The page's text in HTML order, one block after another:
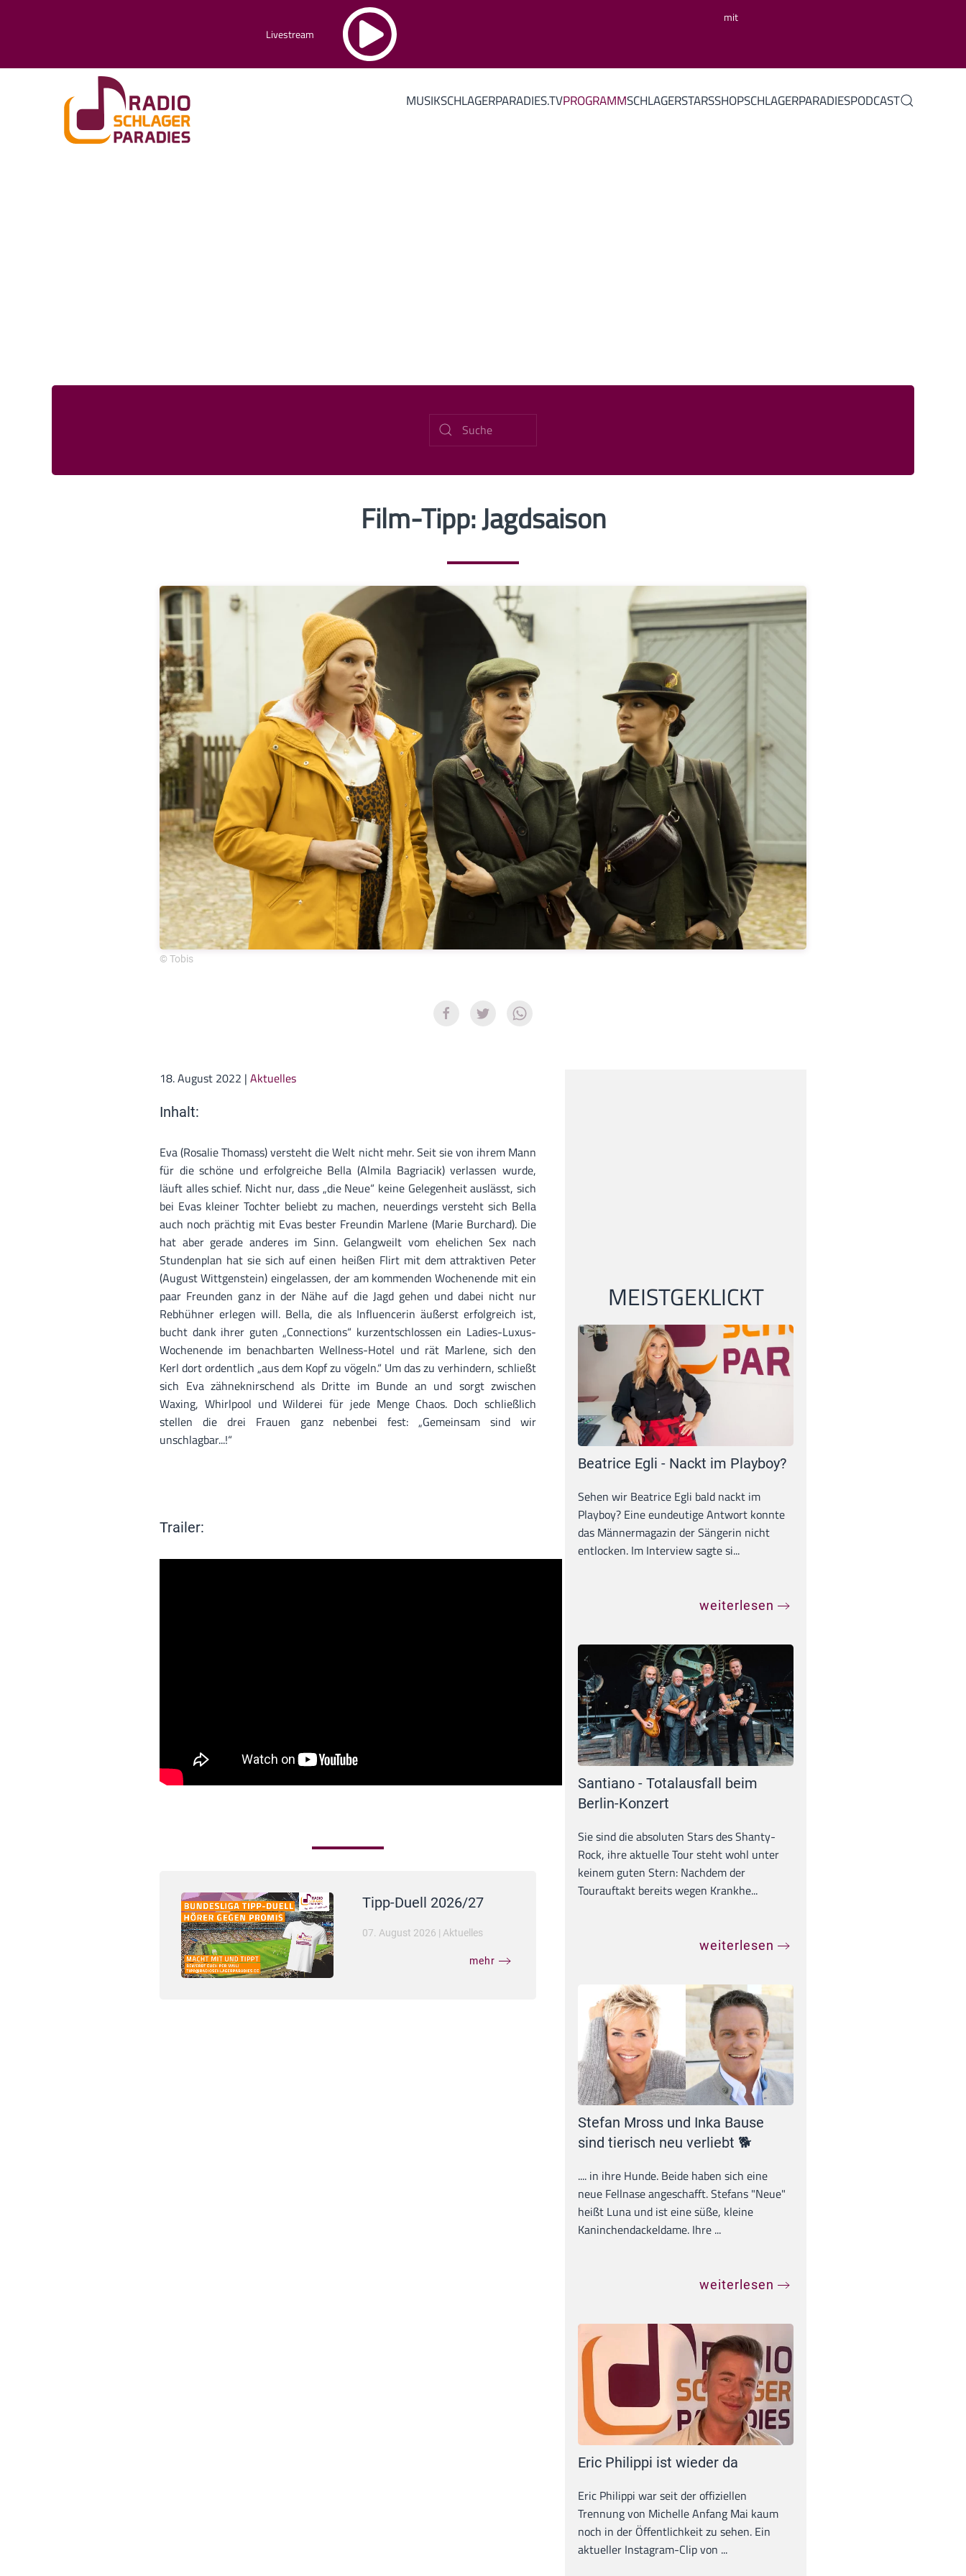
Livestream
mit
MUSIKSCHLAGERPARADIES.TVPROGRAMMSCHLAGERSTARSSHOPSCHLAGERPARADIESPODCAST
Film-Tipp: Jagdsaison
© Tobis
18. August 2022 | Aktuelles
Inhalt:
Eva (Rosalie Thomass) versteht die Welt nicht mehr. Seit sie von ihrem Mann
für die schöne und erfolgreiche Bella (Almila Bagriacik) verlassen wurde,
läuft alles schief. Nicht nur, dass „die Neue“ keine Gelegenheit auslässt, sich
bei Evas kleiner Tochter beliebt zu machen, neuerdings versteht sich Bella
auch noch prächtig mit Evas bester Freundin Marlene (Marie Burchard). Die
hat aber gerade anderes im Sinn. Gelangweilt vom ehelichen Sex nach
Stundenplan hat sie sich auf einen heißen Flirt mit dem attraktiven Peter
(August Wittgenstein) eingelassen, der am kommenden Wochenende mit ein
paar Freunden ganz in der Nähe auf die Jagd gehen und dabei nicht nur
Rebhühner erlegen will. Bella, die als Influencerin äußerst erfolgreich ist,
bucht dank ihrer guten „Connections“ kurzentschlossen ein Ladies-Luxus-
Wochenende im benachbarten Wellness-Hotel und rät Marlene, sich den
Kerl dort ordentlich „aus dem Kopf zu vögeln.“ Um das zu verhindern, schließt
sich Eva zähneknirschend als Dritte im Bunde an und sorgt zwischen
Waxing, Whirlpool und Wilderei für jede Menge Chaos. Doch schließlich
stellen die drei Frauen ganz nebenbei fest: „Gemeinsam sind wir
unschlagbar...!“
Trailer:
Tipp-Duell 2026/27
07. August 2026 | Aktuelles
mehr
MEISTGEKLICKT
Beatrice Egli - Nackt im Playboy?
Sehen wir Beatrice Egli bald nackt im
Playboy? Eine eundeutige Antwort konnte
das Männermagazin der Sängerin nicht
entlocken. Im Interview sagte si...
weiterlesen
Santiano - Totalausfall beim
Berlin-Konzert
Sie sind die absoluten Stars des Shanty-
Rock, ihre aktuelle Tour steht wohl unter
keinem guten Stern: Nachdem der
Tourauftakt bereits wegen Krankhe...
weiterlesen
Stefan Mross und Inka Bause
sind tierisch neu verliebt 🐕
.... in ihre Hunde. Beide haben sich eine
neue Fellnase angeschafft. Stefans "Neue"
heißt Luna und ist eine süße, kleine
Kaninchendackeldame. Ihre ...
weiterlesen
Eric Philippi ist wieder da
Eric Philippi war seit der offiziellen
Trennung von Michelle Anfang Mai kaum
noch in der Öffentlichkeit zu sehen. Ein
aktueller Instagram-Clip von ...